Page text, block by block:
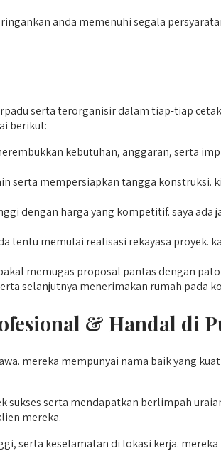
anda memenuhi segala
serta terorganisir dalam tiap-tiap
berikut:
kebutuhan, anggaran, serta
serta mempersiapkan tangga
dengan harga yang kompetitif. saya
tentu memulai realisasi rekayasa proyek.
memugas proposal pantas dengan
selanjutnya menerimakan rumah pada
& Handal di
mereka mempunyai nama baik yang
serta mendapatkan berlimpah
mereka.
serta keselamatan di lokasi kerja.